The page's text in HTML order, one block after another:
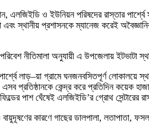
এলজিইডি ও ইউনিয়ন পরিষদের রাস্তার
স্থানীয় প্রশাসনকে ম্যানেজ করেই
নীতিমালা অনুযায়ী এ উপজেলায়
লাড়–য়া গ্রামে ঘনজনবসিতপূর্ণ
প্রতিষ্ঠানকে কেন্দ্র করে প্রতিদিন কয়েক
পাশ ঘেঁষেই এলজিইডি’র গ্রোথ
কারণে গাছের ডালপালা, লতাপাতা,